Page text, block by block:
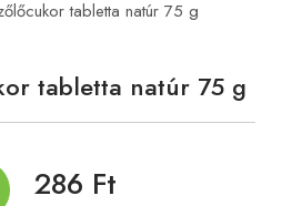
tabletta natúr 75 g
286 Ft